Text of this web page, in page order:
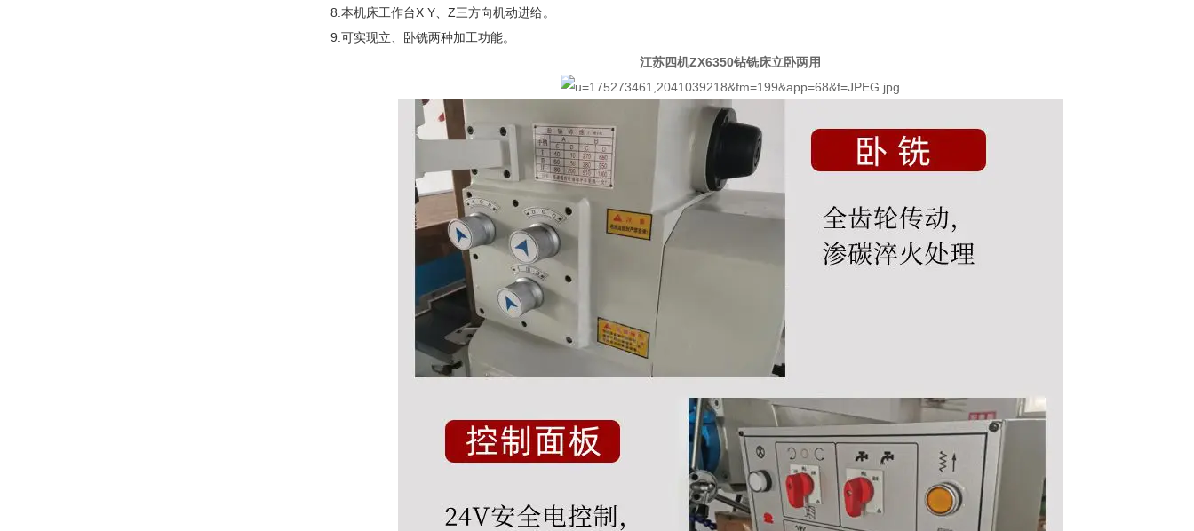
8.本机床工作台X Y、Z三方向机动进给。
9.可实现立、卧铣两种加工功能。
江苏四机ZX6350钻铣床立卧两用